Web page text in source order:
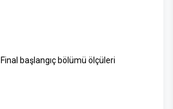
Final başlangıç bölümü ölçüleri